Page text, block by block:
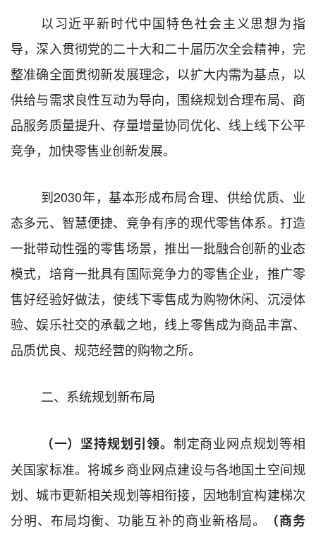
以习近平新时代中国特色社会主义思想为指
导，深入贯彻党的二十大和二十届历次全会精神，完
整准确全面贯彻新发展理念，以扩大内需为基点，以
供给与需求良性互动为导向，围绕规划合理布局、商
品服务质量提升、存量增量协同优化、线上线下公平
竞争，加快零售业创新发展。
到2030年，基本形成布局合理、供给优质、业
态多元、智慧便捷、竞争有序的现代零售体系。打造
一批带动性强的零售场景，推出一批融合创新的业态
模式，培育一批具有国际竞争力的零售企业，推广零
售好经验好做法，使线下零售成为购物休闲、沉浸体
验、娱乐社交的承载之地，线上零售成为商品丰富、
品质优良、规范经营的购物之所。
二、 系统规划新布局
（一）坚持规划引领。 制定商业网点规划等相
关国家标准。将城乡商业网点建设与各地国土空间规
划、城市更新相关规划等相衔接， 因地制宜构建梯次
分明、布局均衡、功能互补的商业新格局。
（商务